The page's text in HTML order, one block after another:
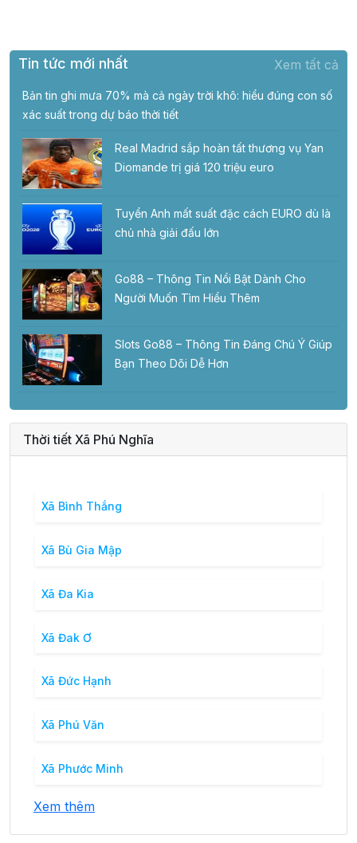
Tin tức mới nhất Xem tất cả
Bản tin ghi mưa 70% mà cả ngày trời khô: hiểu đúng con số
xác suất trong dự báo thời tiết
Real Madrid sắp hoàn tất thương vụ Yan
Diomande trị giá 120 triệu euro
Tuyển Anh mất suất đặc cách EURO dù là
chủ nhà giải đấu lớn
Go88 – Thông Tin Nổi Bật Dành Cho
Người Muốn Tìm Hiểu Thêm
Slots Go88 – Thông Tin Đáng Chú Ý Giúp
Bạn Theo Dõi Dễ Hơn
Thời tiết Xã Phú Nghĩa
Xã Bình Thắng
Xã Bù Gia Mập
Xã Đa Kia
Xã Đak Ơ
Xã Đức Hạnh
Xã Phú Văn
Xã Phước Minh
Xem thêm